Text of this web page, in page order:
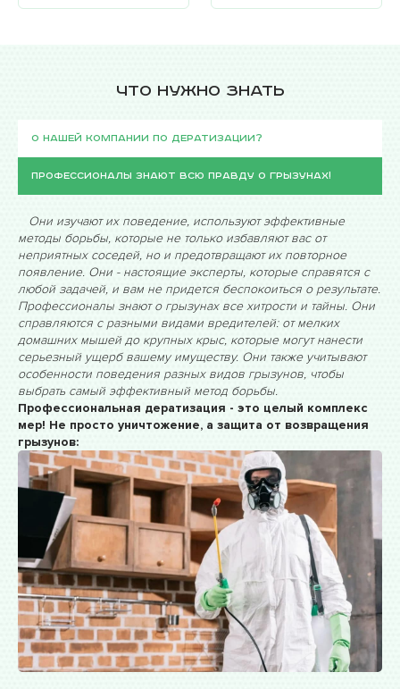
Что нужно знать
О нашей компании по дератизации?
Профессионалы знают всю правду о грызунах!
Они изучают их поведение, используют эффективные
методы борьбы, которые не только избавляют вас от
неприятных соседей, но и предотвращают их повторное
появление. Они - настоящие эксперты, которые справятся с
любой задачей, и вам не придется беспокоиться о результате.
Профессионалы знают о грызунах все хитрости и тайны. Они
справляются с разными видами вредителей: от мелких
домашних мышей до крупных крыс, которые могут нанести
серьезный ущерб вашему имуществу. Они также учитывают
особенности поведения разных видов грызунов, чтобы
выбрать самый эффективный метод борьбы.
Профессиональная дератизация - это целый комплекс
мер! Не просто уничтожение, а защита от возвращения
грызунов: